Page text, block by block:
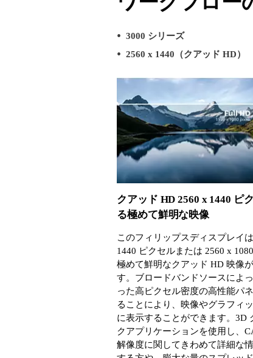
3000 シリーズ
2560 x 1440（クアッド HD）
クアッド HD 2560 x 1440 ピ
る極めて鮮明な映像
このフィリップスディスプレイ
1440 ピクセルまたは 2560 x
極めて鮮明なクアッド HD 映像
す。ブロードバンドソースによ
った高ピクセル密度の高性能パ
ることにより、映像やグラフィ
に表示することができます。3D
クアプリケーションを使用し、
解像度に関してきわめて詳細な